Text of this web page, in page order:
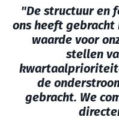
"De structuur en
ons heeft
waarde voor
stellen
de
gebracht. We